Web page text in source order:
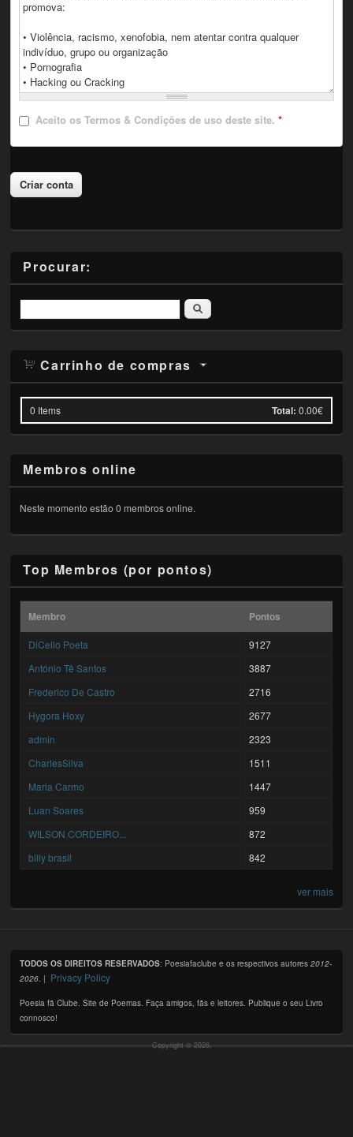
Aceito os Termos & Condições de uso deste site.*
Procurar:
Pesquisar
Carrinho de compras
0 Items Total: 0.00€
Membros online
Neste momento estão 0 membros online.
Top Membros (por pontos)
Membro Pontos
DiCello Poeta
9127
António Tê Santos
3887
Frederico De Castro
2716
Hygora Hoxy
2677
admin
2323
CharlesSilva
1511
Maria Carmo
1447
Luan Soares
959
WILSON CORDEIRO...
872
billy brasil
842
ver mais
TODOS OS DIREITOS RESERVADOS: Poesiafaclube e os respectivos autores2012-
2026. | Privacy Policy
Poesia fã Clube. Site de Poemas. Faça amigos, fãs e leitores. Publique o seu Livro
connosco!
Copyright © 2026,